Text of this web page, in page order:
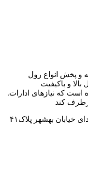
در تهیه و پخش انواع رول
و باکیفیت
که نیازهای ادارات.
برطرف کند
خیابان بهشهر پلاک۴۱